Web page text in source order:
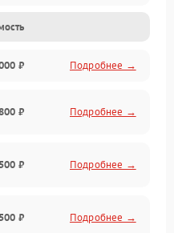
₽ Подробнее →
₽ Подробнее →
₽ Подробнее →
₽ Подробнее →